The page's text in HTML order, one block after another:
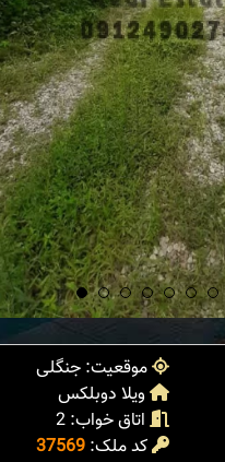
موقعیت: جنگلی
ویلا دوبلکس
اتاق خواب: 2
کد ملک: 37569